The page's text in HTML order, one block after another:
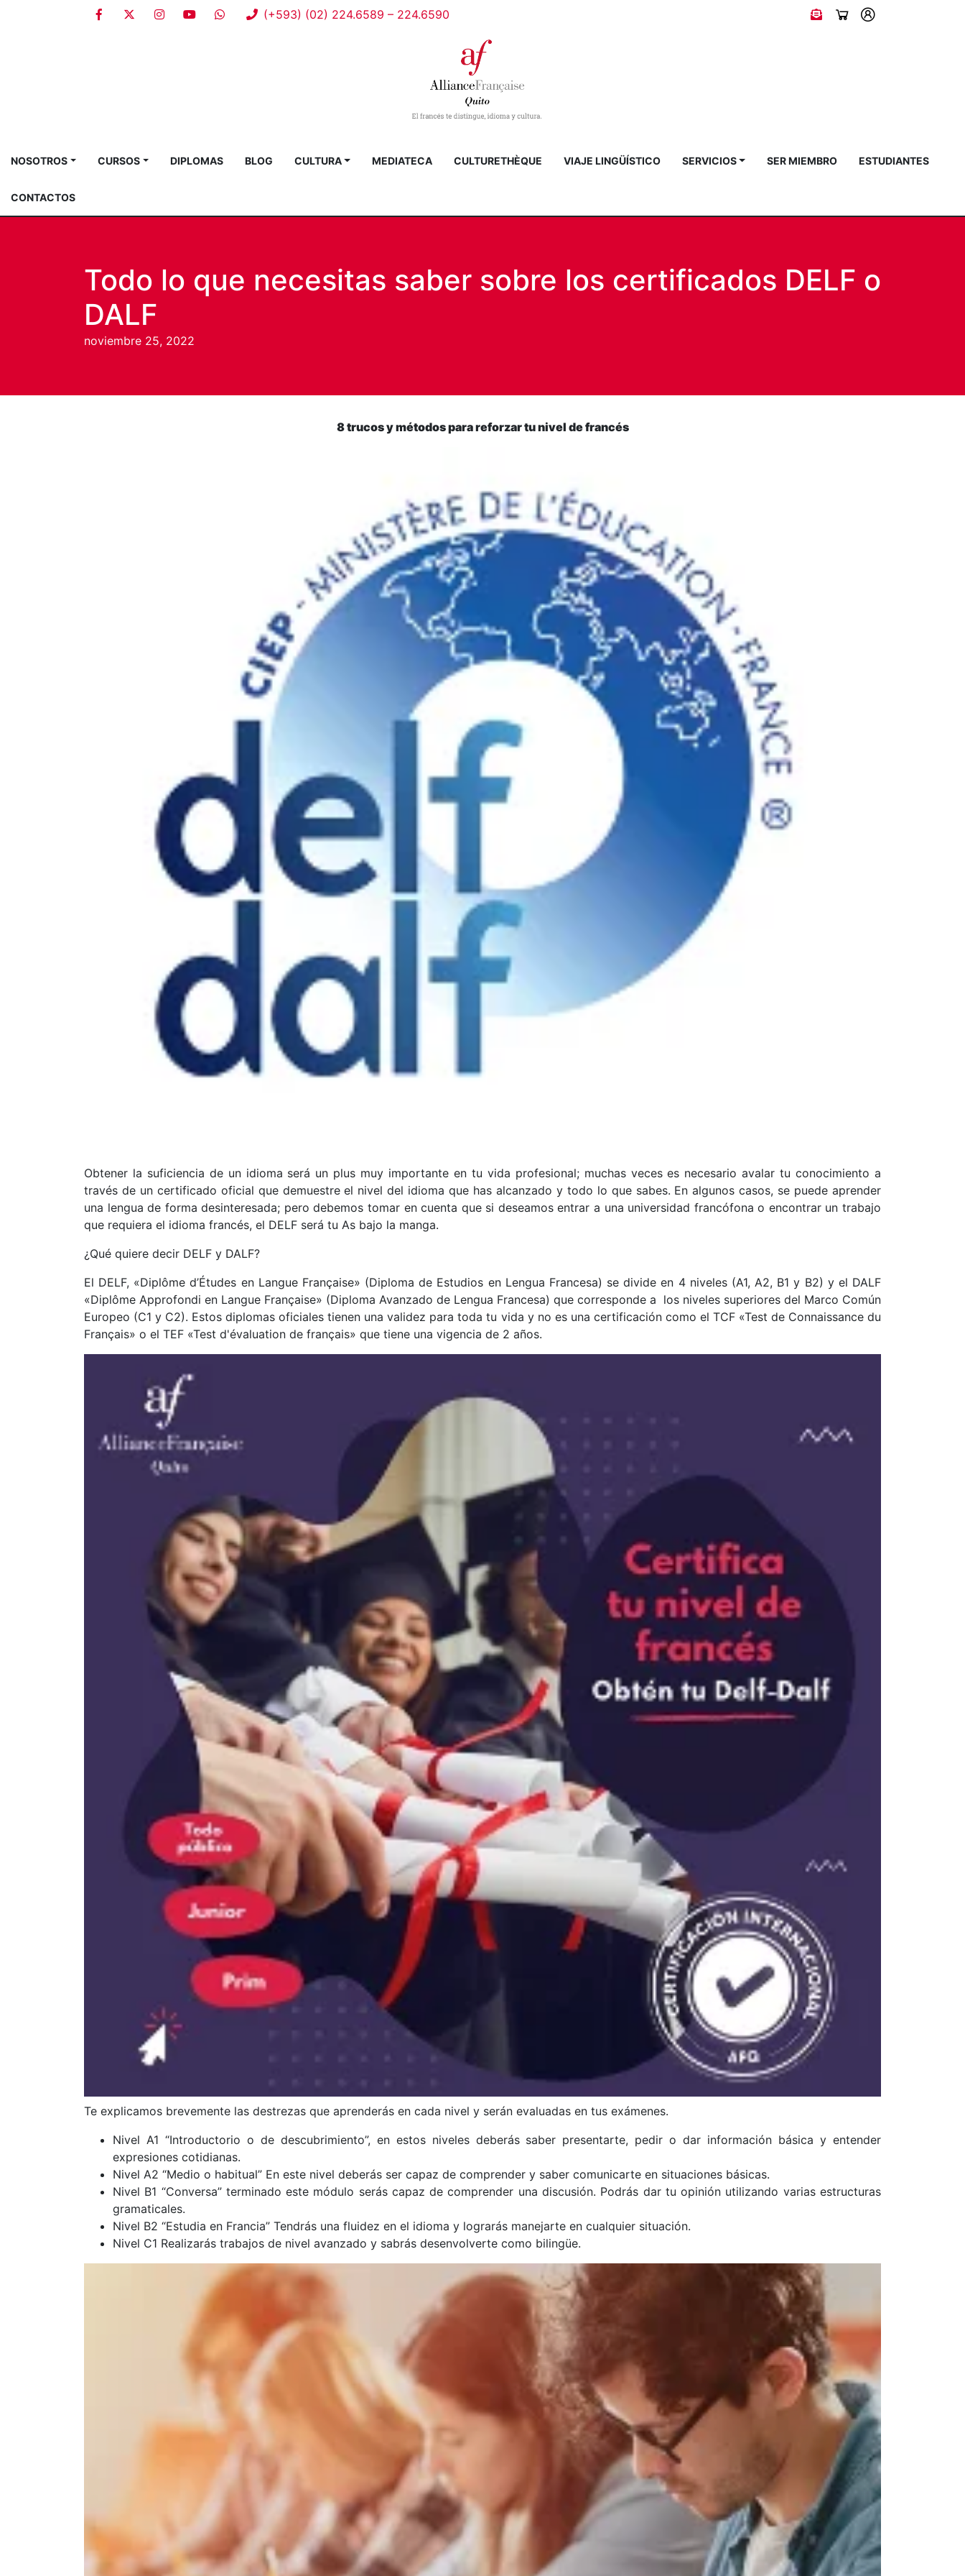
(+593) (02) 224.6589 – 224.6590
NOSOTROS CURSOS DIPLOMAS BLOG CULTURA MEDIATECA CULTURETHÈQUE VIAJE LINGÜÍSTICO SERVICIOS SER MIEMBRO ESTUDIANTES
CONTACTOS
Todo lo que necesitas saber sobre los certificados DELF o
DALF
noviembre 25, 2022
8 trucos y métodos para reforzar tu nivel de francés
Obtener la suficiencia de un idioma será un plus muy importante en tu vida profesional; muchas veces es necesario avalar tu conocimiento a
través de un certificado oficial que demuestre el nivel del idioma que has alcanzado y todo lo que sabes. En algunos casos, se puede aprender
una lengua de forma desinteresada; pero debemos tomar en cuenta que si deseamos entrar a una universidad francófona o encontrar un trabajo
que requiera el idioma francés, el DELF será tu As bajo la manga.
¿Qué quiere decir DELF y DALF?
El DELF, «Diplôme d’Études en Langue Française» (Diploma de Estudios en Lengua Francesa) se divide en 4 niveles (A1, A2, B1 y B2) y el DALF
«Diplôme Approfondi en Langue Française» (Diploma Avanzado de Lengua Francesa) que corresponde a los niveles superiores del Marco Común
Europeo (C1 y C2). Estos diplomas oficiales tienen una validez para toda tu vida y no es una certificación como el TCF «Test de Connaissance du
Français» o el TEF «Test d'évaluation de français» que tiene una vigencia de 2 años.
Te explicamos brevemente las destrezas que aprenderás en cada nivel y serán evaluadas en tus exámenes.
Nivel A1 “Introductorio o de descubrimiento”, en estos niveles deberás saber presentarte, pedir o dar información básica y entender
expresiones cotidianas.
Nivel A2 “Medio o habitual” En este nivel deberás ser capaz de comprender y saber comunicarte en situaciones básicas.
Nivel B1 “Conversa” terminado este módulo serás capaz de comprender una discusión. Podrás dar tu opinión utilizando varias estructuras
gramaticales.
Nivel B2 “Estudia en Francia” Tendrás una fluidez en el idioma y lograrás manejarte en cualquier situación.
Nivel C1 Realizarás trabajos de nivel avanzado y sabrás desenvolverte como bilingüe.